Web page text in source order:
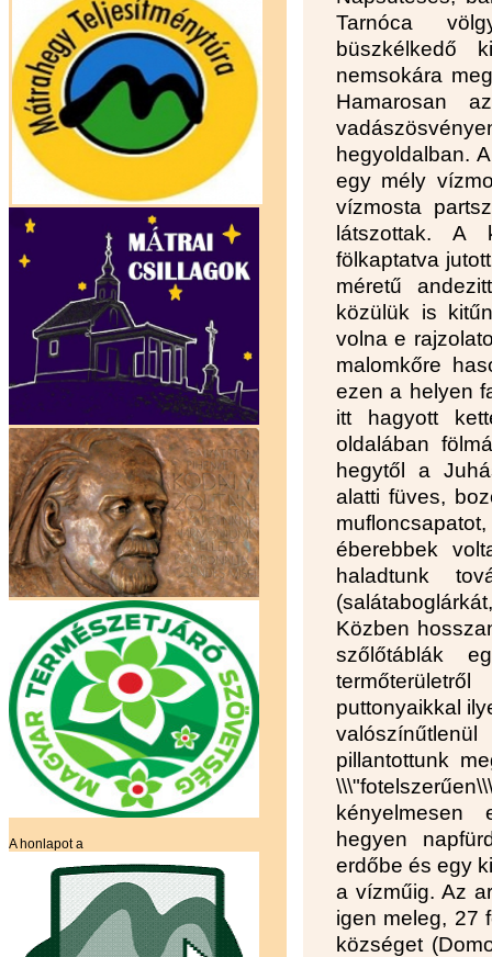
A honlapot a
Tarnóca
büszkélkedő
nemsokára
Hamarosan
hegyoldalban.
egy mély
vízmosta
látszottak. A
fölkaptatva
méretű
közülük is
volna e
malomkőre
ezen a helyen
itt hagyott
oldalában
hegytől a
alatti füves,
éberebbek
haladtunk
Közben
szőlőtáblák
puttonyaikkal
pillantottunk
kényelmesen
hegyen
erdőbe és egy
a vízműig. Az
igen meleg, 27
községet